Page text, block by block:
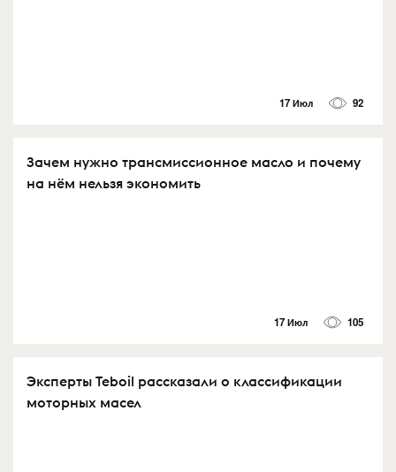
17 Июл 92
Зачем нужно трансмиссионное масло и почему
на нём нельзя экономить
17 Июл 105
Эксперты Teboil рассказали о классификации
моторных масел